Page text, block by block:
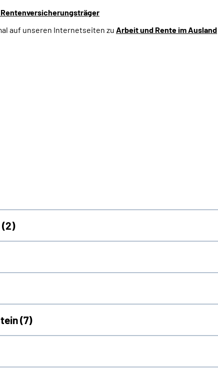
auf unseren Internetseiten zu Arbeit und Rente im Ausland
2)
(7)